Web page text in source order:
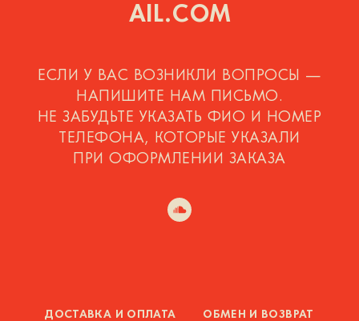
AIL.COM
ЕСЛИ У ВАС ВОЗНИКЛИ ВОПРОСЫ —
НАПИШИТЕ НАМ ПИСЬМО.
НЕ ЗАБУДЬТЕ УКАЗАТЬ ФИО И НОМЕР
ТЕЛЕФОНА, КОТОРЫЕ УКАЗАЛИ
ПРИ ОФОРМЛЕНИИ ЗАКАЗА
ДОСТАВКА И ОПЛАТА ОБМЕН И ВОЗВРАТ